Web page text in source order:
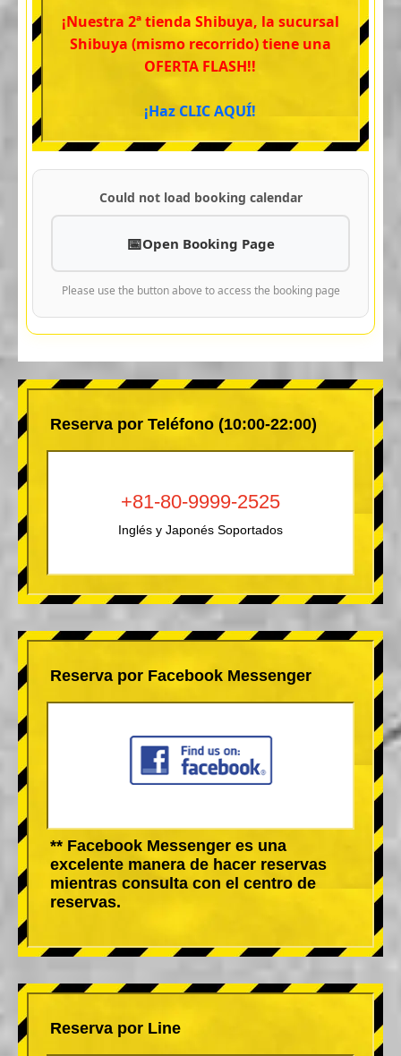
¡Nuestra 2ª tienda Shibuya, la sucursal
Shibuya (mismo recorrido) tiene una
OFERTA FLASH!!
¡Haz CLIC AQUÍ!
Could not load booking calendar
Open Booking Page
Please use the button above to access the booking page
Reserva por Teléfono (10:00-22:00)
+81-80-9999-2525
Inglés y Japonés Soportados
Reserva por Facebook Messenger
** Facebook Messenger es una
excelente manera de hacer reservas
mientras consulta con el centro de
reservas.
Reserva por Line